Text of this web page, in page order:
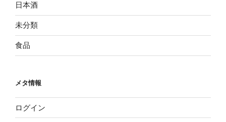
日本酒
未分類
食品
メタ情報
ログイン